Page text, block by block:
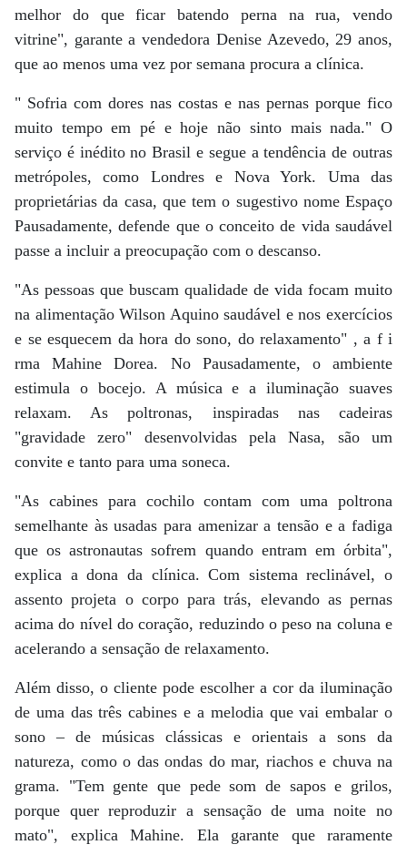
melhor do que ficar batendo perna na rua, vendo
vitrine", garante a vendedora Denise Azevedo, 29 anos,
que ao menos uma vez por semana procura a clínica.
" Sofria com dores nas costas e nas pernas porque fico
muito tempo em pé e hoje não sinto mais nada." O
serviço é inédito no Brasil e segue a tendência de outras
metrópoles, como Londres e Nova York. Uma das
proprietárias da casa, que tem o sugestivo nome Espaço
Pausadamente, defende que o conceito de vida saudável
passe a incluir a preocupação com o descanso.
"As pessoas que buscam qualidade de vida focam muito
na alimentação Wilson Aquino saudável e nos exercícios
e se esquecem da hora do sono, do relaxamento" , a f i
rma Mahine Dorea. No Pausadamente, o ambiente
estimula o bocejo. A música e a iluminação suaves
relaxam. As poltronas, inspiradas nas cadeiras
"gravidade zero" desenvolvidas pela Nasa, são um
convite e tanto para uma soneca.
"As cabines para cochilo contam com uma poltrona
semelhante às usadas para amenizar a tensão e a fadiga
que os astronautas sofrem quando entram em órbita",
explica a dona da clínica. Com sistema reclinável, o
assento projeta o corpo para trás, elevando as pernas
acima do nível do coração, reduzindo o peso na coluna e
acelerando a sensação de relaxamento.
Além disso, o cliente pode escolher a cor da iluminação
de uma das três cabines e a melodia que vai embalar o
sono – de músicas clássicas e orientais a sons da
natureza, como o das ondas do mar, riachos e chuva na
grama. "Tem gente que pede som de sapos e grilos,
porque quer reproduzir a sensação de uma noite no
mato", explica Mahine. Ela garante que raramente